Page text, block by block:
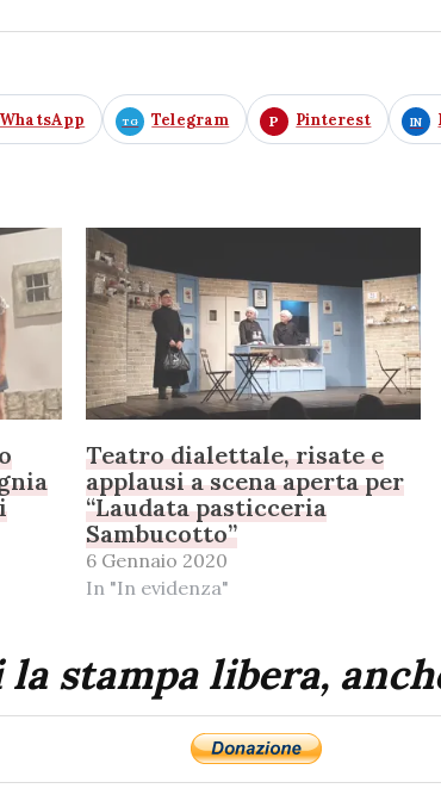
WhatsApp Telegram Pinterest
Teatro dialettale, risate e
applausi a scena aperta per
“Laudata pasticceria
Sambucotto”
6 Gennaio 2020
In "In evidenza"
stampa libera,